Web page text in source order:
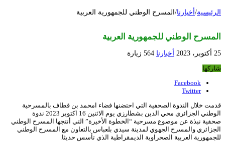
الرئيسية/ أخبارنا/ المسرح الوطني للجمهورية العربية
المسرح الوطني للجمهورية العربية
25 أكتوبر، 2023 أخبارنا 564 زيارة
شاركها
Facebook
Twitter
قدمت خلال الندوة الصحفية التي احتضنها فضاء امحمد بن قطاف بالمسرحية
الوطني الجزائري محي الدين بشطارزي يوم الاثنين 16 اكتوبر 2023 ندوة
صحفية نبذة عن موضوع مسرحية “الخطوة الأخيرة” التي أنتجها المسرح الوطني
الجزائري والمسرح الجهوي لمدينة سيدي بلعباس بالتعاون مع المسرح الوطني
للجمهورية العربية الصحراوية الديمقراطية الذي تأسس حديثا.